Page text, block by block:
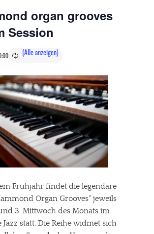
organ grooves
Session
Frühjahr findet die legendäre
Organ Grooves“ jeweils
3. Mittwoch des Monats im
Jazz statt. Die Reihe widmet sich